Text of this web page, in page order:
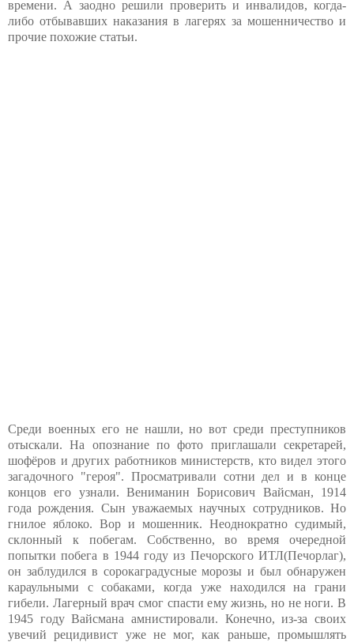
времени. А заодно решили проверить и инвалидов, когда-
либо отбывавших наказания в лагерях за мошенничество и
прочие похожие статьи.
Среди военных его не нашли, но вот среди преступников
отыскали. На опознание по фото приглашали секретарей,
шофёров и других работников министерств, кто видел этого
загадочного "героя". Просматривали сотни дел и в конце
концов его узнали. Вениманин Борисович Вайсман, 1914
года рождения. Сын уважаемых научных сотрудников. Но
гнилое яблоко. Вор и мошенник. Неоднократно судимый,
склонный к побегам. Собственно, во время очередной
попытки побега в 1944 году из Печорского ИТЛ(Печорлаг),
он заблудился в сорокаградусные морозы и был обнаружен
караульными с собаками, когда уже находился на грани
гибели. Лагерный врач смог спасти ему жизнь, но не ноги. В
1945 году Вайсмана амнистировали. Конечно, из-за своих
увечий рецидивист уже не мог, как раньше, промышлять